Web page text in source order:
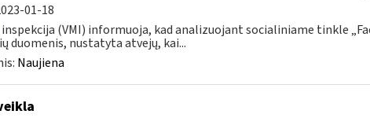
01-18
inspekcija (VMI) informuoja, kad analizuojant socialiniame tinkle
duomenis, nustatyta atvejų, kai...
Naujiena